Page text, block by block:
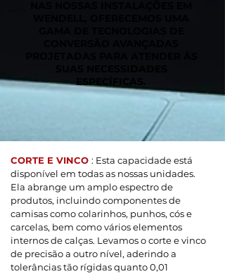
ESPECÍFICAS.
CORTE E VINCO : Esta capacidade está
disponível em todas as nossas unidades.
Ela abrange um amplo espectro de
produtos, incluindo componentes de
camisas como colarinhos, punhos, cós e
carcelas, bem como vários elementos
internos de calças. Levamos o corte e vinco
de precisão a outro nível, aderindo a
tolerâncias tão rígidas quanto 0,01